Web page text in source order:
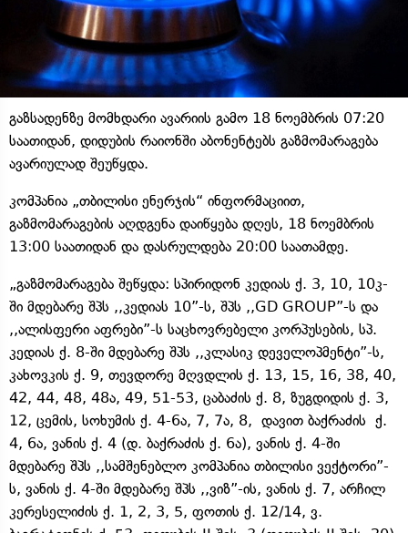
გაზსადენზე მომხდარი ავარიის გამო 18 ნოემბრის 07:20
საათიდან, დიდუბის რაიონში აბონენტებს გაზმომარაგება
ავარიულად შეუწყდა.
კომპანია „თბილისი ენერჯის“ ინფორმაციით,
გაზმომარაგების აღდგენა დაიწყება დღეს, 18 ნოემბრის
13:00 საათიდან და დასრულდება 20:00 საათამდე.
„გაზმომარაგება შეწყდა: სპირიდონ კედიას ქ. 3, 10, 10კ-
ში მდებარე შპს ,,კედიას 10”-ს, შპს ,,GD GROUP”-ს და
,,ალისფერი აფრები”-ს საცხოვრებელი კორპუსების, სპ.
კედიას ქ. 8-ში მდებარე შპს ,,კლასიკ დეველოპმენტი”-ს,
კახოვკის ქ. 9, თევდორე მღვდლის ქ. 13, 15, 16, 38, 40,
42, 44, 48, 48ა, 49, 51-53, ცაბაძის ქ. 8, ზუგდიდის ქ. 3,
12, ცემის, სოხუმის ქ. 4-6ა, 7, 7ა, 8, დავით ბაქრაძის ქ.
4, 6ა, ვანის ქ. 4 (დ. ბაქრაძის ქ. 6ა), ვანის ქ. 4-ში
მდებარე შპს ,,სამშენებლო კომპანია თბილისი ვექტორი”-
ს, ვანის ქ. 4-ში მდებარე შპს ,,ვიზ”-ის, ვანის ქ. 7, არჩილ
კერესელიძის ქ. 1, 2, 3, 5, ფოთის ქ. 12/14, ვ.